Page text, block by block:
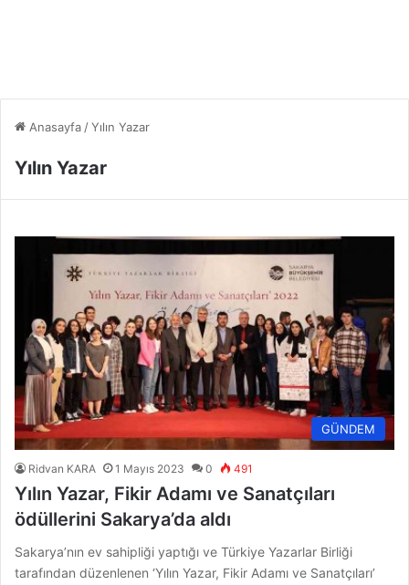
Anasayfa /Yılın Yazar
Yılın Yazar
GÜNDEM
Ridvan KARA 1 Mayıs 2023 0 491
Yılın Yazar, Fikir Adamı ve Sanatçıları
ödüllerini Sakarya’da aldı
Sakarya’nın ev sahipliği yaptığı ve Türkiye Yazarlar Birliği
tarafından düzenlenen ‘Yılın Yazar, Fikir Adamı ve Sanatçıları’